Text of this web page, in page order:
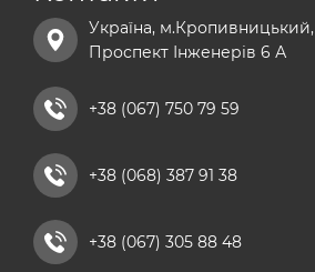
хелатні добрива
добриво універсальне
рідкі азотні добрива
кальцієві добрива
Україна, м.Кропивницький,
Проспект Інженерів 6 А
+38 (067) 750 79 59
+38 (068) 387 91 38
+38 (067) 305 88 48